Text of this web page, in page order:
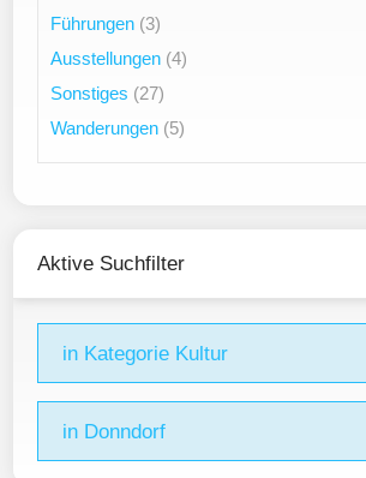
Führungen (3)
Ausstellungen (4)
Sonstiges (27)
Wanderungen (5)
Aktive Suchfilter
in Kategorie Kultur
in Donndorf